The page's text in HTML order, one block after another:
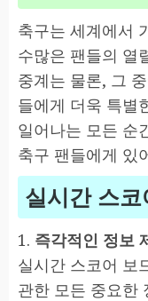
축구는 세계에서
수많은 팬들의 열
중계는 물론, 그
들에게 더욱 특별
일어나는 모든 순
축구 팬들에게 있
실시간 스
1. 즉각적인 정보
실시간 스코어 보
관한 모든 중요한